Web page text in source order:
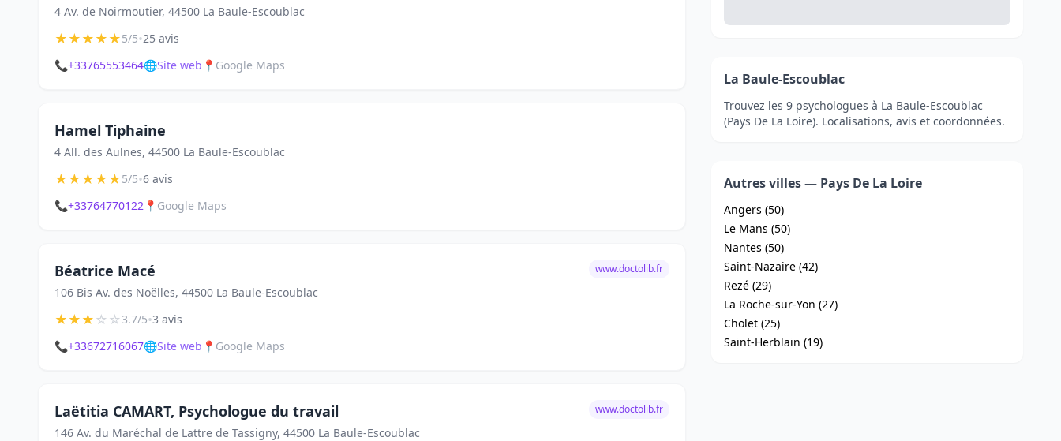
4 Av. de Noirmoutier, 44500 La Baule-Escoublac
★★★★★5/5•25 avis
📞+33765553464🌐Site web 📍 Google Maps
Hamel Tiphaine
4 All. des Aulnes, 44500 La Baule-Escoublac
★★★★★5/5•6 avis
📞+33764770122 📍 Google Maps
Béatrice Macé
106 Bis Av. des Noëlles, 44500 La Baule-Escoublac
www.doctolib.fr
★★★☆☆3.7/5•3 avis
📞+33672716067🌐Site web 📍 Google Maps
Laëtitia CAMART, Psychologue du travail
146 Av. du Maréchal de Lattre de Tassigny, 44500 La Baule-Escoublac
www.doctolib.fr
La Baule-Escoublac
Trouvez les 9 psychologues à La Baule-Escoublac
(Pays De La Loire). Localisations, avis et coordonnées.
Autres villes — Pays De La Loire
Angers (50)
Le Mans (50)
Nantes (50)
Saint-Nazaire (42)
Rezé (29)
La Roche-sur-Yon (27)
Cholet (25)
Saint-Herblain (19)